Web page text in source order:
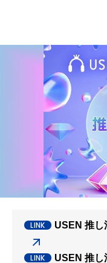
USEN 推し
USEN 推し